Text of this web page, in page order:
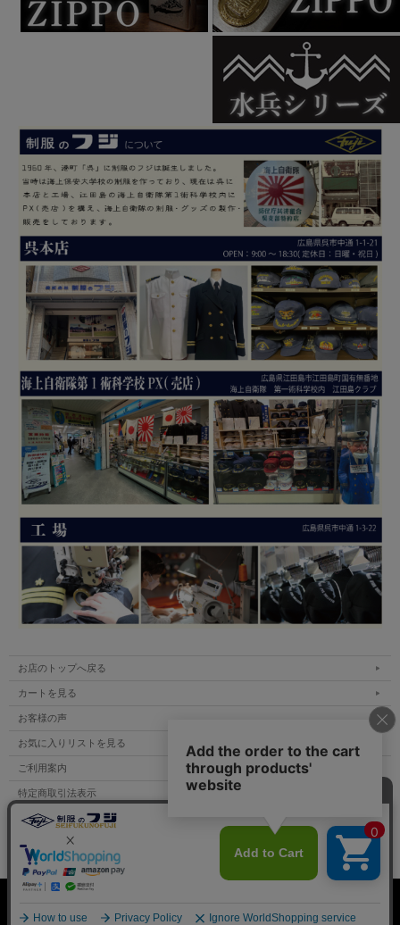
お店のトップへ戻る
カートを見る
お客様の声
お気に入りリストを見る
ご利用案内
特定商取引法表示
個人情報の取扱い
サイトマップ
Copyright (C) All Rights Reserved.